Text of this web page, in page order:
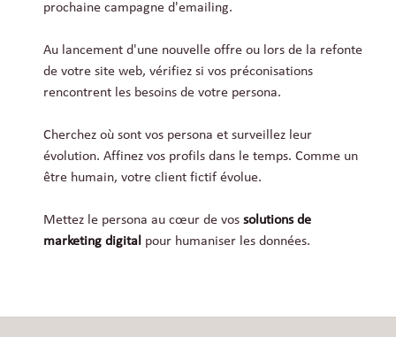
prochaine campagne d'emailing.
Au lancement d'une nouvelle offre ou lors de la refonte
de votre site web, vérifiez si vos préconisations
rencontrent les besoins de votre persona.
Cherchez où sont vos persona et surveillez leur
évolution. Affinez vos profils dans le temps. Comme un
être humain, votre client fictif évolue.
Mettez le persona au cœur de vos solutions de
marketing digital pour humaniser les données.